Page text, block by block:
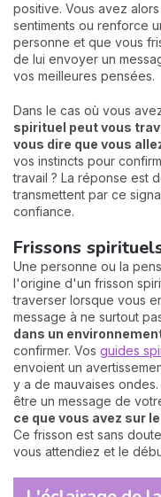
positive. Vous avez
sentiments ou renforce
personne et que vous
de lui envoyer un
vos meilleures pensées.
Dans le cas où vous
spirituel peut vous
vous dire que vous
vos instincts pour
travail ? La réponse est
transmettent par ce
confiance.
Frissons
Une personne ou la
l'origine d'un frisson
traverser lorsque vous
message à ne surtout
dans un
confirmer. Vos guides
envoient un
y a de mauvaises
être un message de
ce que vous avez sur
Ce frisson est sans
vous attendiez et le